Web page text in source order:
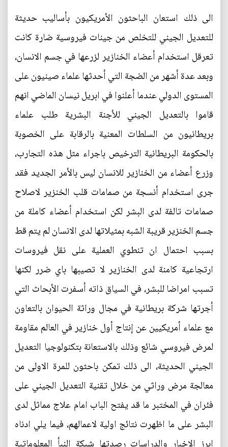
الى ذلك استعان الباحثون الأمريكيون بأساليب حديثة
للتعديل الجيني للتخلص من جينات فيروسية ضارة كانت
تعرقل استخدام أعضاء الخنازير لزرعها في جسم الانسان،
وبعد عدة أشهر من الضجة التي أحدثها علماء صينيون على
المستوى الدولي عندما أعلنوا في ابريل نيسان الماضي انهم
قاموا بالتعديل الجيني للأجنة البشرية طلب علماء
بريطانيون من السلطات المعنية بالرقابة على الخصوبة
بالحكومة البريطانية الترخيص باجراء مثل هذه التجارب،
وزرع أعضاء من الخنازير للانسان ليس بالأمر الجديد فقد
جرى استخدام أنسجة من صمامات قلب الخنزير لاصلاح
صمامات تالفة لدى البشر لكن استخدام أعضاء كاملة من
جسم الخنزير قريبة الشبه بمثيلاتها لدى الانسان لم يتم قط
بسبب احتمال ان تنطوي العملية على نقل فيروسات
ارتجاعية كامنة لدى الخنازير لا تصيبها باي ضرر لكنها
تسبب امراضا للبشر، في السياق ذاته أسفرت الأبحاث التي
أجرتها شركة بريطانية في مجال وراثة الحيوان بالتعاون
مع علماء أمريكيين عن إنتاج أول خنازير في العالم مقاومة
لمرض فيروسي شائع وذلك بالاستعانة بتكنولوجيا التعديل
الجيني الحديثة، الى ذلك تمكن باحثون للمرة الاولى من
معالجة مرض وراثي من خلال تقنية التعديل الجيني على
فئران في المختبر ما قد يفتح الباب امام علاج مماثل لدى
البشر على ما اظهرت نتائج اولية لاعمالهم، فيما يلي ادناه